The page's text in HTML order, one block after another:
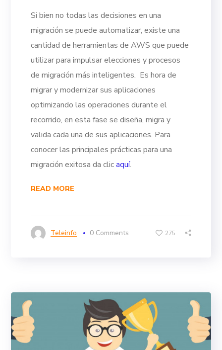
Si bien no todas las decisiones en una
migración se puede automatizar, existe una
cantidad de herramientas de AWS que puede
utilizar para impulsar elecciones y procesos
de migración más inteligentes. Es hora de
migrar y modernizar sus aplicaciones
optimizando las operaciones durante el
recorrido, en esta fase se diseña, migra y
valida cada una de sus aplicaciones. Para
conocer las principales prácticas para una
migración exitosa da clicaquí.
READ MORE
Teleinfo 0 Comments 275